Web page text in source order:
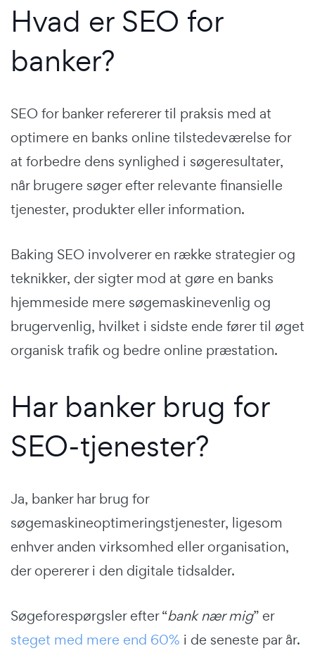
Hvad er SEO for
banker?
SEO for banker refererer til praksis med at
optimere en banks online tilstedeværelse for
at forbedre dens synlighed i søgeresultater,
når brugere søger efter relevante finansielle
tjenester, produkter eller information.
Baking SEO involverer en række strategier og
teknikker, der sigter mod at gøre en banks
hjemmeside mere søgemaskinevenlig og
brugervenlig, hvilket i sidste ende fører til øget
organisk trafik og bedre online præstation.
Har banker brug for
SEO-tjenester?
Ja, banker har brug for
søgemaskineoptimeringstjenester, ligesom
enhver anden virksomhed eller organisation,
der opererer i den digitale tidsalder.
Søgeforespørgsler efter “bank nær mig” er
steget med mere end 60% i de seneste par år.